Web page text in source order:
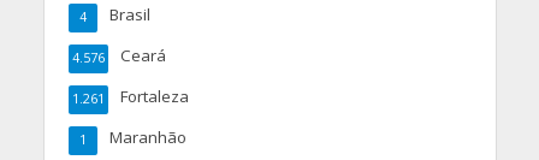
Brasil
4
Ceará
4.576
Fortaleza
1.261
Maranhão
1